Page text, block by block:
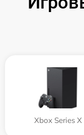
Xbox Series X